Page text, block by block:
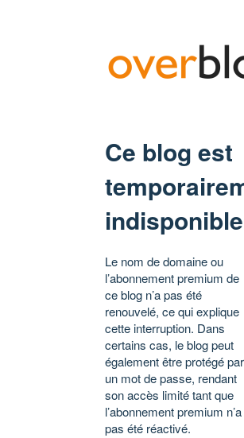
Ce blog est
indisponible
Le nom de domaine ou
l’abonnement premium de
ce blog n’a pas été
renouvelé, ce qui explique
cette interruption. Dans
certains cas, le blog peut
également être protégé par
un mot de passe, rendant
son accès limité tant que
l’abonnement premium n’a
pas été réactivé.